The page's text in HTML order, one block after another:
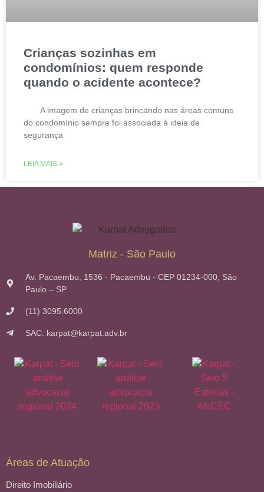
Crianças sozinhas em
condomínios: quem responde
quando o acidente acontece?
A imagem de crianças brincando nas áreas comuns
do condomínio sempre foi associada à ideia de
segurança
LEIA MAIS »
Matriz - São Paulo
Av. Pacaembu, 1536 - Pacaembu - CEP 01234-000, São
Paulo – SP
(11) 3095.6000
SAC: karpat@karpat.adv.br
Áreas de Atuação
Direito Imobiliário